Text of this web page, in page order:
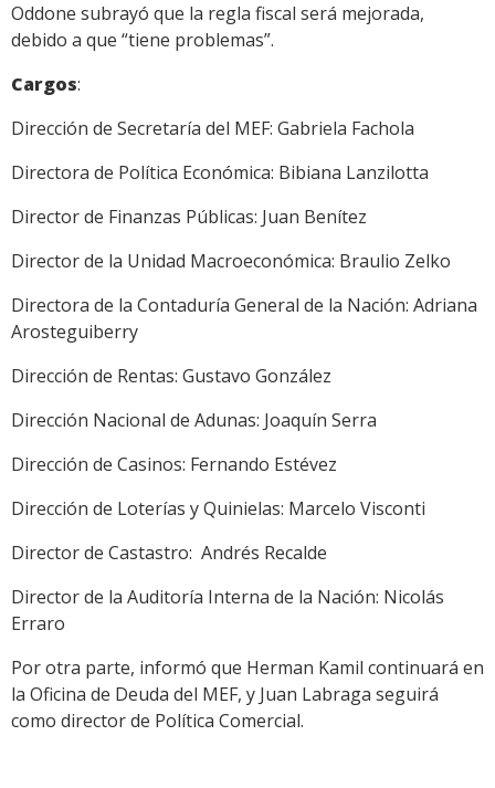
Oddone subrayó que la regla fiscal será mejorada,
debido a que “tiene problemas”.
Cargos:
Dirección de Secretaría del MEF: Gabriela Fachola
Directora de Política Económica: Bibiana Lanzilotta
Director de Finanzas Públicas: Juan Benítez
Director de la Unidad Macroeconómica: Braulio Zelko
Directora de la Contaduría General de la Nación: Adriana
Arosteguiberry
Dirección de Rentas: Gustavo González
Dirección Nacional de Adunas: Joaquín Serra
Dirección de Casinos: Fernando Estévez
Dirección de Loterías y Quinielas: Marcelo Visconti
Director de Castastro: Andrés Recalde
Director de la Auditoría Interna de la Nación: Nicolás
Erraro
Por otra parte, informó que Herman Kamil continuará en
la Oficina de Deuda del MEF, y Juan Labraga seguirá
como director de Política Comercial.